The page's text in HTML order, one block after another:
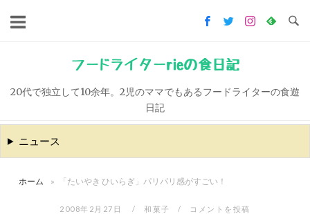
キ
ッ
フードライターrieの食日記
20代で独立して10余年。2児のママでもあるフードライターの食遊
日記
ニュース
ホーム » 「たいやき ひいらぎ」パリパリ感がすごい！
2008年2月27日 和菓子 コメントを投稿